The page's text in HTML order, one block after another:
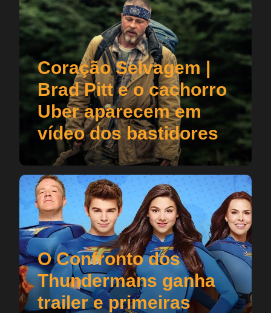
Coração Selvagem |
Brad Pitt e o cachorro
Uber aparecem em
vídeo dos bastidores
O Confronto dos
Thundermans ganha
trailer e primeiras